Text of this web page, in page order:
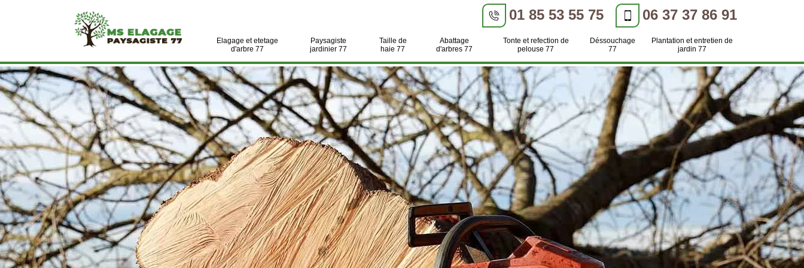
01 85 53 55 75 06 37 37 86 91
Elagage et etetage
d'arbre 77
Paysagiste
jardinier 77
Taille de
haie 77
Abattage
d'arbres 77
Tonte et refection de
pelouse 77
Déssouchage
77
Plantation et entretien de
jardin 77